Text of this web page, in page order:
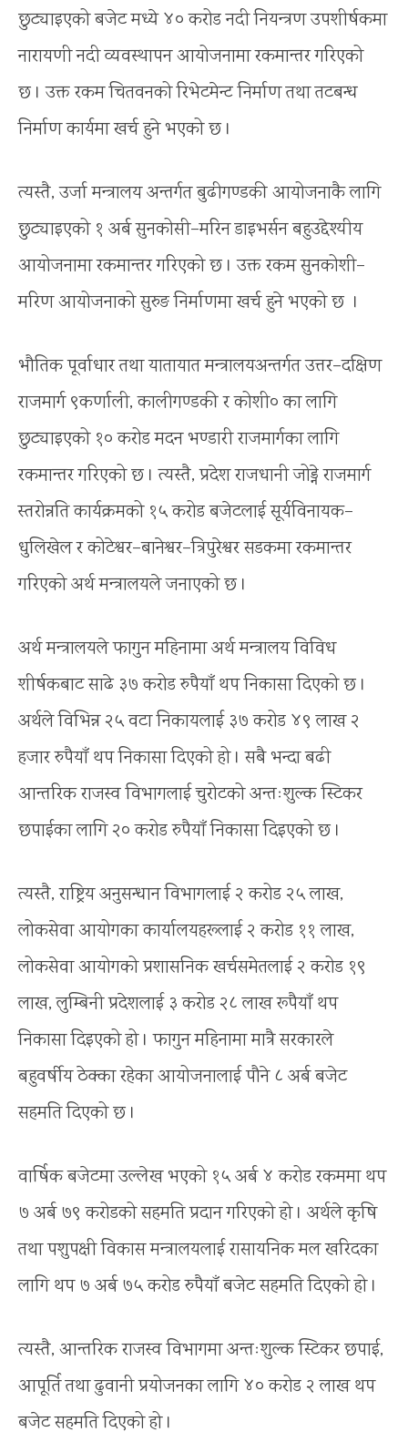
छुट्याइएको बजेट मध्ये ४० करोड नदी नियन्त्रण उपशीर्षकमा
नारायणी नदी व्यवस्थापन आयोजनामा रकमान्तर गरिएको
छ । उक्त रकम चितवनको रिभेटमेन्ट निर्माण तथा तटबन्ध
निर्माण कार्यमा खर्च हुने भएको छ ।
त्यस्तै, उर्जा मन्त्रालय अन्तर्गत बुढीगण्डकी आयोजनाकै लागि
छुट्याइएको १ अर्ब सुनकोसी–मरिन डाइभर्सन बहुउद्देश्यीय
आयोजनामा रकमान्तर गरिएको छ । उक्त रकम सुनकोशी–
मरिण आयोजनाको सुरुङ निर्माणमा खर्च हुने भएको छ ।
भौतिक पूर्वाधार तथा यातायात मन्त्रालयअन्तर्गत उत्तर–दक्षिण
राजमार्ग ९कर्णाली, कालीगण्डकी र कोशी० का लागि
छुट्याइएको १० करोड मदन भण्डारी राजमार्गका लागि
रकमान्तर गरिएको छ । त्यस्तै, प्रदेश राजधानी जोड्ने राजमार्ग
स्तरोन्नति कार्यक्रमको १५ करोड बजेटलाई सूर्यविनायक–
धुलिखेल र कोटेश्वर–बानेश्वर–त्रिपुरेश्वर सडकमा रकमान्तर
गरिएको अर्थ मन्त्रालयले जनाएको छ ।
अर्थ मन्त्रालयले फागुन महिनामा अर्थ मन्त्रालय विविध
शीर्षकबाट साढे ३७ करोड रुपैयाँ थप निकासा दिएको छ ।
अर्थले विभिन्न २५ वटा निकायलाई ३७ करोड ४९ लाख २
हजार रुपैयाँ थप निकासा दिएको हो । सबै भन्दा बढी
आन्तरिक राजस्व विभागलाई चुरोटको अन्तःशुल्क स्टिकर
छपाईका लागि २० करोड रुपैयाँ निकासा दिइएको छ ।
त्यस्तै, राष्ट्रिय अनुसन्धान विभागलाई २ करोड २५ लाख,
लोकसेवा आयोगका कार्यालयहरूलाई २ करोड ११ लाख,
लोकसेवा आयोगको प्रशासनिक खर्चसमेतलाई २ करोड १९
लाख, लुम्बिनी प्रदेशलाई ३ करोड २८ लाख रूपैयाँ थप
निकासा दिइएको हो । फागुन महिनामा मात्रै सरकारले
बहुवर्षीय ठेक्का रहेका आयोजनालाई पौने ८ अर्ब बजेट
सहमति दिएको छ ।
वार्षिक बजेटमा उल्लेख भएको १५ अर्ब ४ करोड रकममा थप
७ अर्ब ७९ करोडको सहमति प्रदान गरिएको हो । अर्थले कृषि
तथा पशुपक्षी विकास मन्त्रालयलाई रासायनिक मल खरिदका
लागि थप ७ अर्ब ७५ करोड रुपैयाँ बजेट सहमति दिएको हो ।
त्यस्तै, आन्तरिक राजस्व विभागमा अन्तःशुल्क स्टिकर छपाई,
आपूर्ति तथा ढुवानी प्रयोजनका लागि ४० करोड २ लाख थप
बजेट सहमति दिएको हो ।